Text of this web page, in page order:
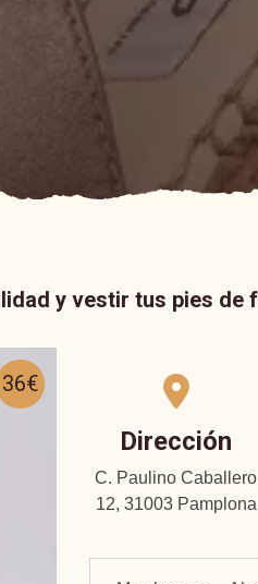
y vestir tus pies de
36€
Dirección
C. Paulino Caballero
12, 31003 Pamplona